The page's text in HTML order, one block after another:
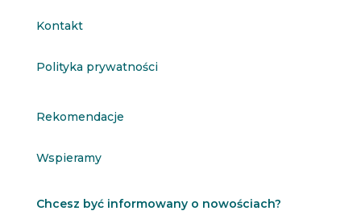
Kontakt
Polityka prywatności
Rekomendacje
Wspieramy
Chcesz być informowany o nowościach?